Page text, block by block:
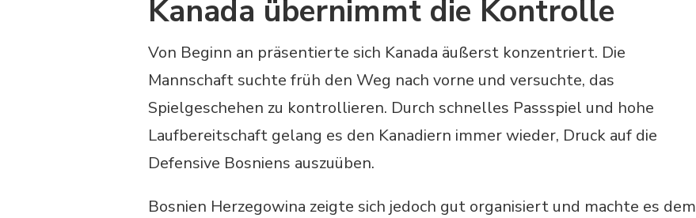
Kanada übernimmt die Kontrolle
Von Beginn an präsentierte sich Kanada äußerst konzentriert. Die
Mannschaft suchte früh den Weg nach vorne und versuchte, das
Spielgeschehen zu kontrollieren. Durch schnelles Passspiel und hohe
Laufbereitschaft gelang es den Kanadiern immer wieder, Druck auf die
Defensive Bosniens auszuüben.
Bosnien Herzegowina zeigte sich jedoch gut organisiert und machte es dem